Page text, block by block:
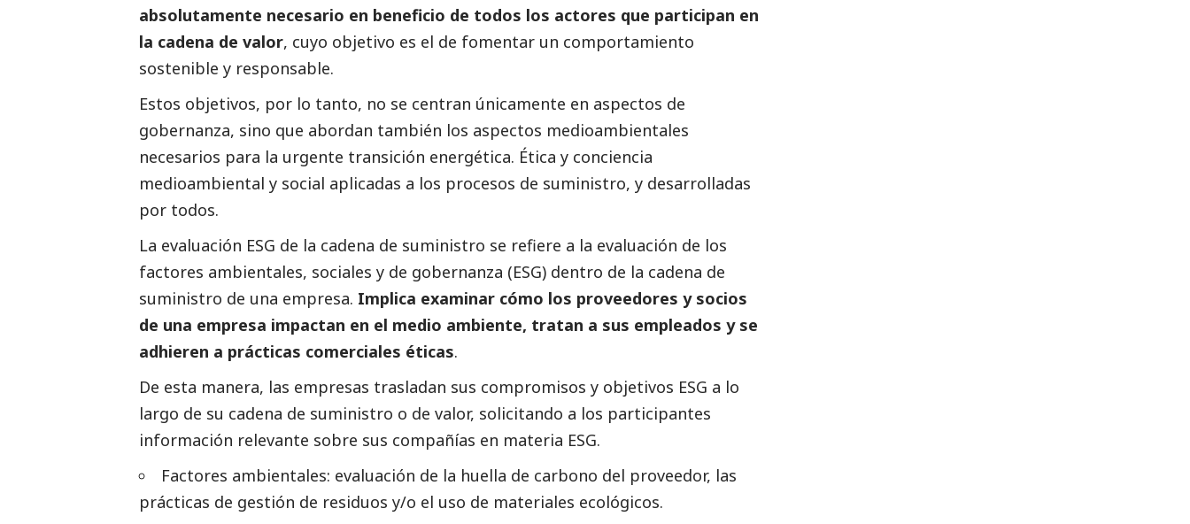
absolutamente necesario en beneficio de todos los actores que participan en
la cadena de valor, cuyo objetivo es el de fomentar un comportamiento
sostenible y responsable.
Estos objetivos, por lo tanto, no se centran únicamente en aspectos de
gobernanza, sino que abordan también los aspectos medioambientales
necesarios para la urgente transición energética. Ética y conciencia
medioambiental y social aplicadas a los procesos de suministro, y desarrolladas
por todos.
La evaluación ESG de la cadena de suministro se refiere a la evaluación de los
factores ambientales, sociales y de gobernanza (ESG) dentro de la cadena de
suministro de una empresa. Implica examinar cómo los proveedores y socios
de una empresa impactan en el medio ambiente, tratan a sus empleados y se
adhieren a prácticas comerciales éticas.
De esta manera, las empresas trasladan sus compromisos y objetivos ESG a lo
largo de su cadena de suministro o de valor, solicitando a los participantes
información relevante sobre sus compañías en materia ESG.
Factores ambientales: evaluación de la huella de carbono del proveedor, las
prácticas de gestión de residuos y/o el uso de materiales ecológicos.